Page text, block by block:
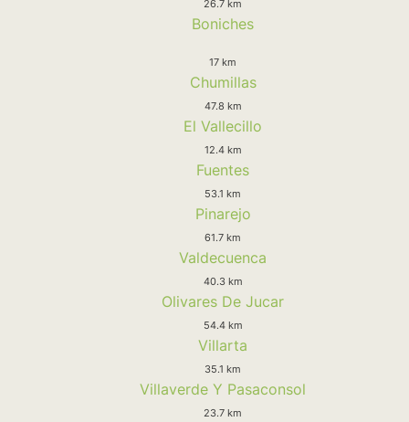
26.7 km
Boniches
17 km
Chumillas
47.8 km
El Vallecillo
12.4 km
Fuentes
53.1 km
Pinarejo
61.7 km
Valdecuenca
40.3 km
Olivares De Jucar
54.4 km
Villarta
35.1 km
Villaverde Y Pasaconsol
23.7 km